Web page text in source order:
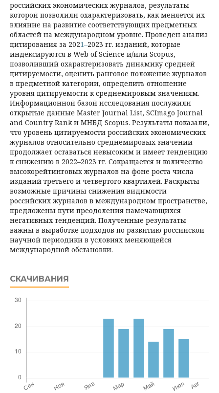
российских экономических жур­налов, результаты
которой позволили охарактеризовать, как меняется их
влияние на развитие соответствующих предметных
областей на международном уровне. Проведен анализ
цитирования за 2021–2023 гг. изданий, которые
индексируются в Web of Science и/или Scopus,
позволивший охарактеризовать динамику средней
цитируемости, оценить ранговое положение жур­налов
в предметной категории, определить отношение
уровня цитируемости к среднемировым значениям.
Информационной базой исследования послужили
открытые данные Master Journal List, SCImago Journal
and Country Rank и МНБД Scopus. Результаты показали,
что уровень цитируемости российских экономических
журналов относительно среднемировых значений
продолжает оставаться невысоким и имеет тенденцию
к снижению в 2022–2023 гг. Сокращается и количество
высокорейтинговых журналов на фоне роста числа
изданий третьего и четвертого квартилей. Раскрыты
возможные причины снижения видимости
российских журналов в международном пространстве,
предложены пути преодоления намечающихся
негативных тенденций. Полученные результаты
важны в выработке подходов по развитию российской
научной периодики в условиях меняющейся
международной обстановки.
СКАЧИВАНИЯ